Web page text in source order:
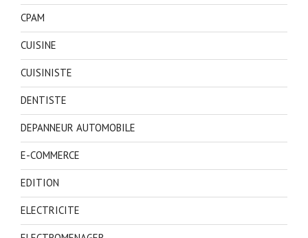
CPAM
CUISINE
CUISINISTE
DENTISTE
DEPANNEUR AUTOMOBILE
E-COMMERCE
EDITION
ELECTRICITE